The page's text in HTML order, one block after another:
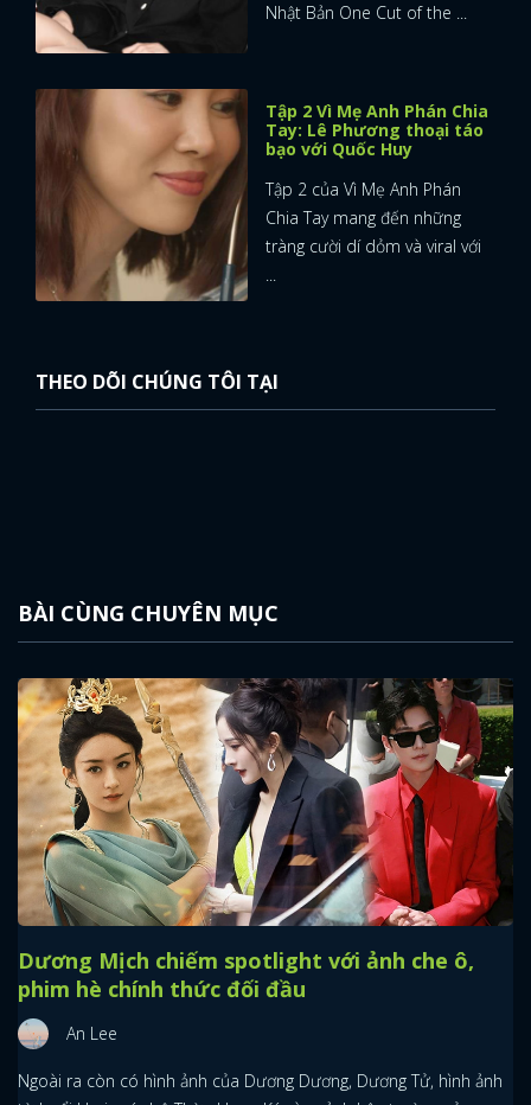
Nhật Bản One Cut of the ...
Tập 2 Vì Mẹ Anh Phán Chia
Tay: Lê Phương thoại táo
bạo với Quốc Huy
Tập 2 của Vì Mẹ Anh Phán
Chia Tay mang đến những
tràng cười dí dỏm và viral với
...
THEO DÕI CHÚNG TÔI TẠI
BÀI CÙNG CHUYÊN MỤC
Dương Mịch chiếm spotlight với ảnh che ô,
phim hè chính thức đối đầu
An Lee
Ngoài ra còn có hình ảnh của Dương Dương, Dương Tử, hình ảnh